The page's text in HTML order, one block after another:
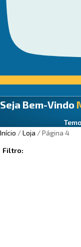
Seja Bem-Vindo
Início /Loja / Página 4
Filtro: